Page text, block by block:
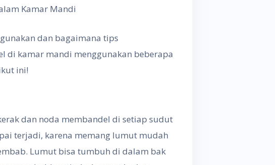
Kamar Mandi
dan bagaimana tips
di kamar mandi menggunakan beberapa
ini!
dan noda membandel di setiap sudut
terjadi, karena memang lumut mudah
Lumut bisa tumbuh di dalam bak